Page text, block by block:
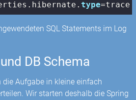
type=trace
SQL Statements im Log
DB Schema
die Aufgabe in kleine einfach
Wir starten deshalb die Spring